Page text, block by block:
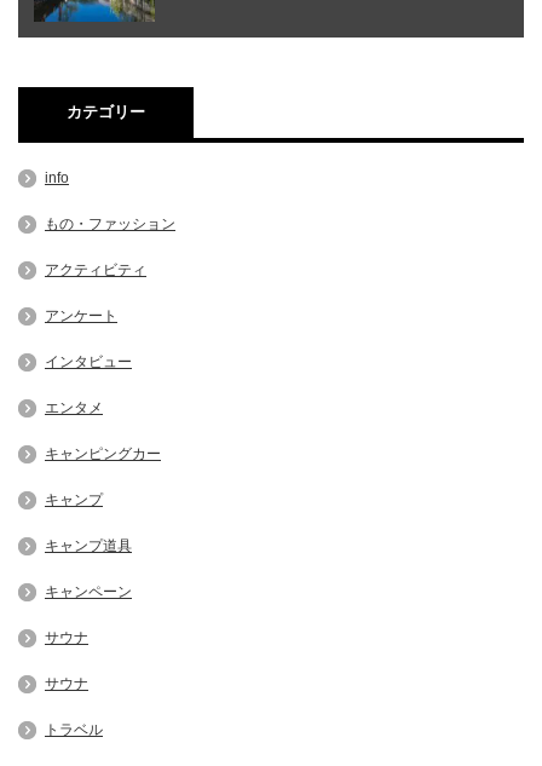
カテゴリー
info
もの・ファッション
アクティビティ
アンケート
インタビュー
エンタメ
キャンピングカー
キャンプ
キャンプ道具
キャンペーン
サウナ
サウナ
トラベル